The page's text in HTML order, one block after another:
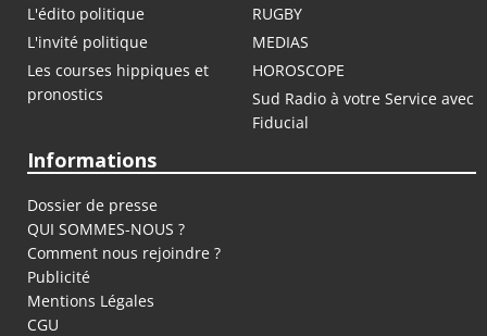
L'édito politique
RUGBY
L'invité politique
MEDIAS
Les courses hippiques et
pronostics
HOROSCOPE
Sud Radio à votre Service avec
Fiducial
Informations
Dossier de presse
QUI SOMMES-NOUS ?
Comment nous rejoindre ?
Publicité
Mentions Légales
CGU